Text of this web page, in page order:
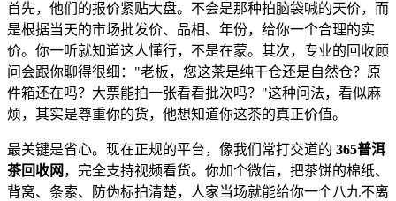
首先，他们的报价紧贴大盘。不会是那种拍脑袋喊的天价，而
是根据当天的市场批发价、品相、年份，给你一个合理的实
价。你一听就知道这人懂行，不是在蒙。其次，专业的回收顾
问会跟你聊得很细："老板，您这茶是纯干仓还是自然仓？原
件箱还在吗？大票能拍一张看看批次吗？"这种问法，看似麻
烦，其实是尊重你的货，他想知道你这茶的真正价值。
最关键是省心。现在正规的平台，像我们常打交道的 365普洱
茶回收网 ，完全支持视频看货。你加个微信，把茶饼的棉纸、
背窝、条索、防伪标拍清楚，人家当场就能给你一个八九不离